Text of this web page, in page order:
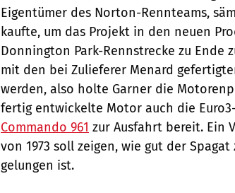
Eigentümer des Norton-Rennteams,
kaufte, um das Projekt in den neuen
Donnington Park-Rennstrecke zu Ende
mit den bei Zulieferer Menard
werden, also holte Garner die
fertig entwickelte Motor auch die
Commando 961 zur Ausfahrt bereit. Ein
von 1973 soll zeigen, wie gut der
gelungen ist.